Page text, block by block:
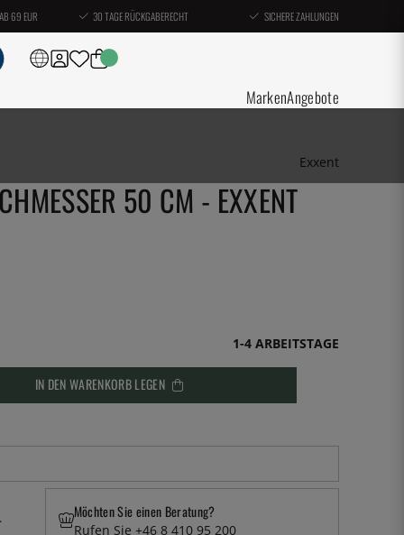
69 EUR 30 TAGE RÜCKGABERECHT SICHERE ZAHLUNGEN
MarkenAngebote
Exxent
50 CM - EXXENT
1-4 ARBEITSTAGE
IN DEN WARENKORB LEGEN
Möchten Sie einen Beratung?
Rufen Sie +46 8 410 95 200